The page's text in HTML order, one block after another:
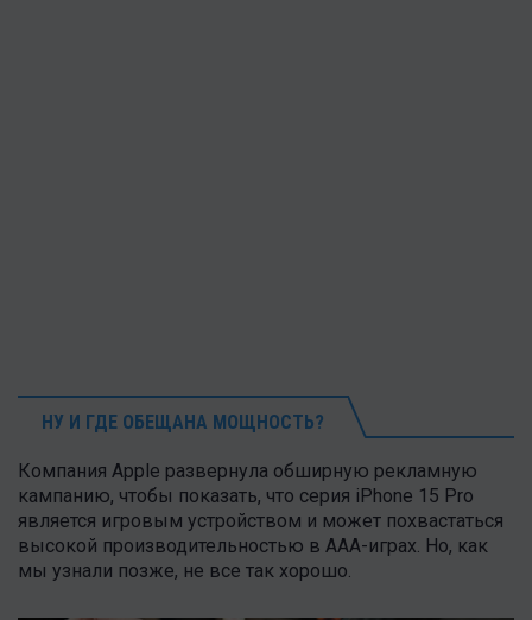
НУ И ГДЕ ОБЕЩАНА МОЩНОСТЬ?
Компания Apple развернула обширную рекламную
кампанию, чтобы показать, что серия iPhone 15 Pro
является игровым устройством и может похвастаться
высокой производительностью в AAA-играх. Но, как
мы узнали позже, не все так хорошо.